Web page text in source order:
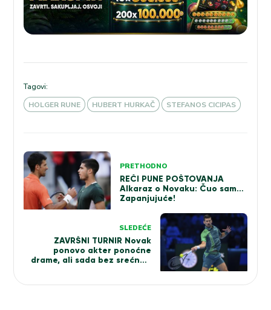
Tagovi:
HOLGER RUNE
HUBERT HURKAČ STEFANOS CICIPAS
Kretanje
članka
PRETHODNO
REČI PUNE POŠTOVANJA
Alkaraz o Novaku: Čuo sam…
Zapanjujuće!
SLEDEĆE
ZAVRŠNI TURNIR Novak
ponovo akter ponoćne
drame, ali sada bez srećnog